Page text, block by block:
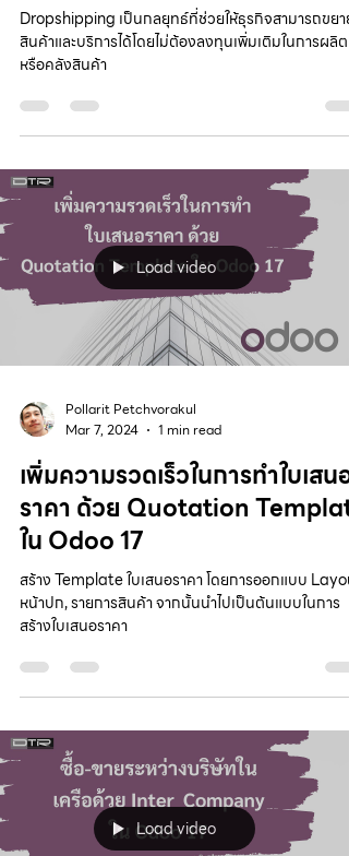
Dropshipping เป็นกลยุทธ์ที่ช่วยให้ธุรกิจสามารถขยาย
สินค้าและบริการได้โดยไม่ต้องลงทุนเพิ่มเติมในการผลิต
หรือคลังสินค้า
Load video
Pollarit Petchvorakul
Mar 7, 2024
1 min read
เพิ่มความรวดเร็วในการทำใบเสนอ
ราคา ด้วย Quotation Template
ใน Odoo 17
สร้าง Template ใบเสนอราคา โดยการออกแบบ
หน้าปก, รายการสินค้า จากนั้นนำไปเป็นต้นแบบในการ
สร้างใบเสนอราคา
Load video